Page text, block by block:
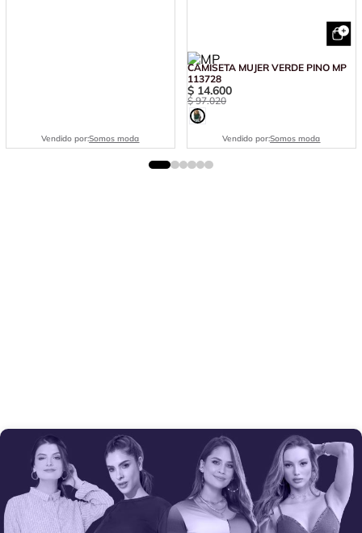
Vendido por:Somos moda
CAMISETA MUJER VERDE PINO MP
113728
$ 14.600
$ 97.020
Vendido por:Somos moda